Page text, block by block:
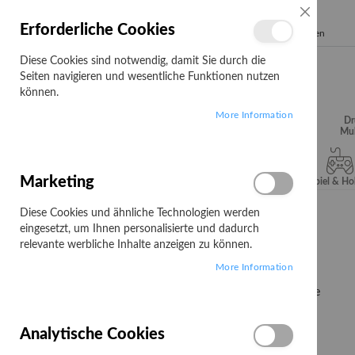
Campus
Server & Storage Spiel &
Startseite Büroartikel Ordner & Register
Ordner & Register
Elemente
KATEGORIE
Erforderliche Cookies
Diese Cookies sind notwendig, damit Sie durch die
Seiten navigieren und wesentliche Funktionen nutzen
können.
More Information
Marketing
Diese Cookies und ähnliche Technologien werden
eingesetzt, um Ihnen personalisierte und dadurch
relevante werbliche Inhalte anzeigen zu können.
More Information
Analytische Cookies